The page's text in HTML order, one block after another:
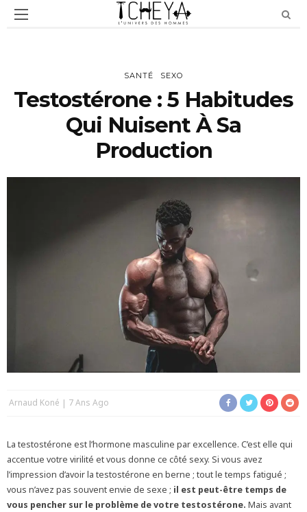
SANTÉ SEXO
Testostérone : 5 Habitudes
Qui Nuisent À Sa
Production
Arnaud Koné 7 Ans Ago
La testostérone est l’hormone masculine par excellence. C’est elle qui
accentue votre virilité et vous donne ce côté sexy. Si vous avez
l’impression d’avoir la testostérone en berne ; tout le temps fatigué ;
vous n’avez pas souvent envie de sexe ; il est peut-être temps de
vous pencher sur le problème de votre testostérone. Mais avant